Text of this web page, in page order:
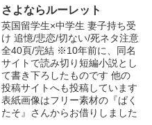
とが出来る男女のアルファ。
しかしアルファのメスは 性転
換施術で もれなく男性に な
り 外性器を造形。 ベータ
は 男女そのままの姿で内外共
に 性別も いじられることな
く 成長。 オメガ 特にオス
のオメガは 妊娠可能だが何故
か皆 性転換すること無かっ
た。 何故なら 外性器の転換
さよならルーレット
英国留学生×中学生 妻子持ち受
け 追憶/悲恋/切ない/死ネタ注意
全40頁/完結 ※10年前に、同名
サイトで読み切り短編小説とし
て書き下ろしたものです 他の
投稿サイトへも投稿しています
表紙画像はフリー素材の『ぱく
たそ』さんからお借りしました